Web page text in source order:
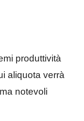
produttività
aliquota verrà
notevoli